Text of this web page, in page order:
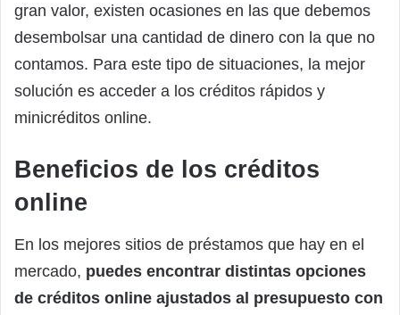
gran valor, existen ocasiones en las que debemos
desembolsar una cantidad de dinero con la que no
contamos. Para este tipo de situaciones, la mejor
solución es acceder a los créditos rápidos y
minicréditos online.
Beneficios de los créditos
online
En los mejores sitios de préstamos que hay en el
mercado, puedes encontrar distintas opciones
de créditos online ajustados al presupuesto con